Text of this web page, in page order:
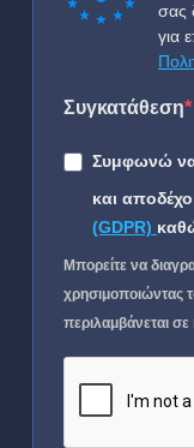
σας
για
Συγκατάθεση
Συμφωνώ να
και
(GDPR)
Μπορείτε να
χρησιμοποιώντας
περιλαμβάνεται σε